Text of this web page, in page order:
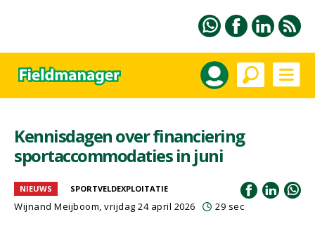
Kennisdagen over financiering
sportaccommodaties in juni
NIEUWS SPORTVELDEXPLOITATIE
Wijnand Meijboom, vrijdag 24 april 2026 29 sec